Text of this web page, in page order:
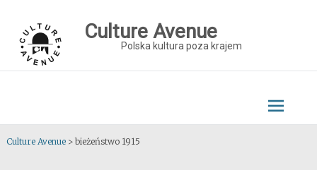
content
Culture Avenue
Polska kultura poza krajem
Culture Avenue> bieżeństwo 1915